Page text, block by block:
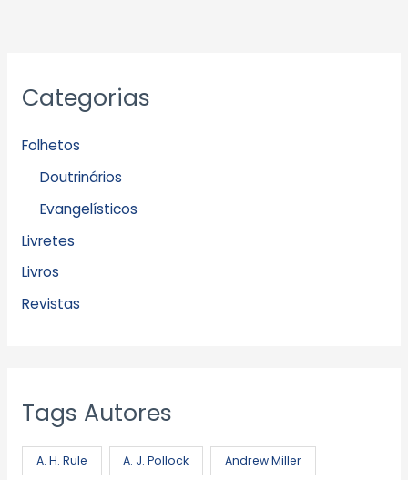
Categorias
Folhetos
Doutrinários
Evangelísticos
Livretes
Livros
Revistas
Tags Autores
A. H. Rule A. J. Pollock Andrew Miller